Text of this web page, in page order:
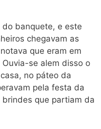
banquete, e este
chegavam as
que eram em
se alem disso o
no páteo da
pela festa da
que partiam da